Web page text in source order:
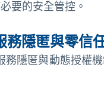
要的安全管控。
務隱匿與零信
務隱匿與動態授權